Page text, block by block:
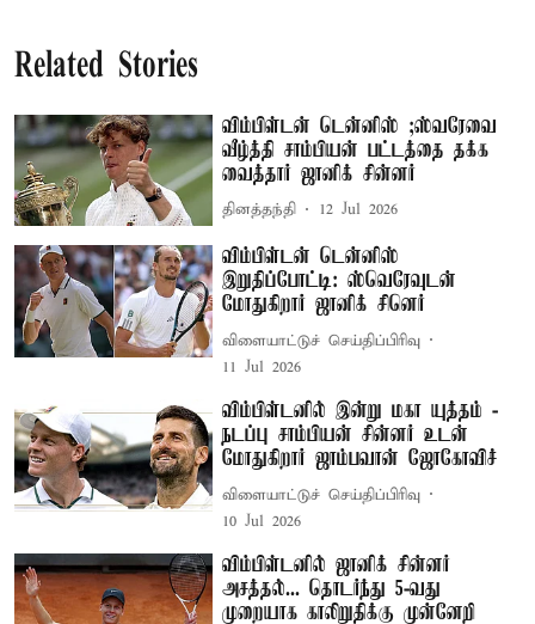
Related Stories
விம்பிள்டன் டென்னிஸ் ;ஸ்வரேவை
வீழ்த்தி சாம்பியன் பட்டத்தை தக்க
வைத்தார் ஜானிக் சின்னர்
தினத்தந்தி 12 Jul 2026
விம்பிள்டன் டென்னிஸ்
இறுதிப்போட்டி: ஸ்வெரேவுடன்
மோதுகிறார் ஜானிக் சினெர்
விளையாட்டுச் செய்திப்பிரிவு
11 Jul 2026
விம்பிள்டனில் இன்று மகா யுத்தம் -
நடப்பு சாம்பியன் சின்னர் உடன்
மோதுகிறார் ஜாம்பவான் ஜோகோவிச்
விளையாட்டுச் செய்திப்பிரிவு
10 Jul 2026
விம்பிள்டனில் ஜானிக் சின்னர்
அசத்தல்... தொடர்ந்து 5-வது
முறையாக காலிறுதிக்கு முன்னேறி